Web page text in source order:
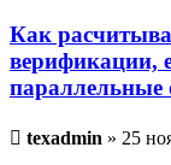
Как
верификации,
параллельные
Непрочитанное
texadmin » 25